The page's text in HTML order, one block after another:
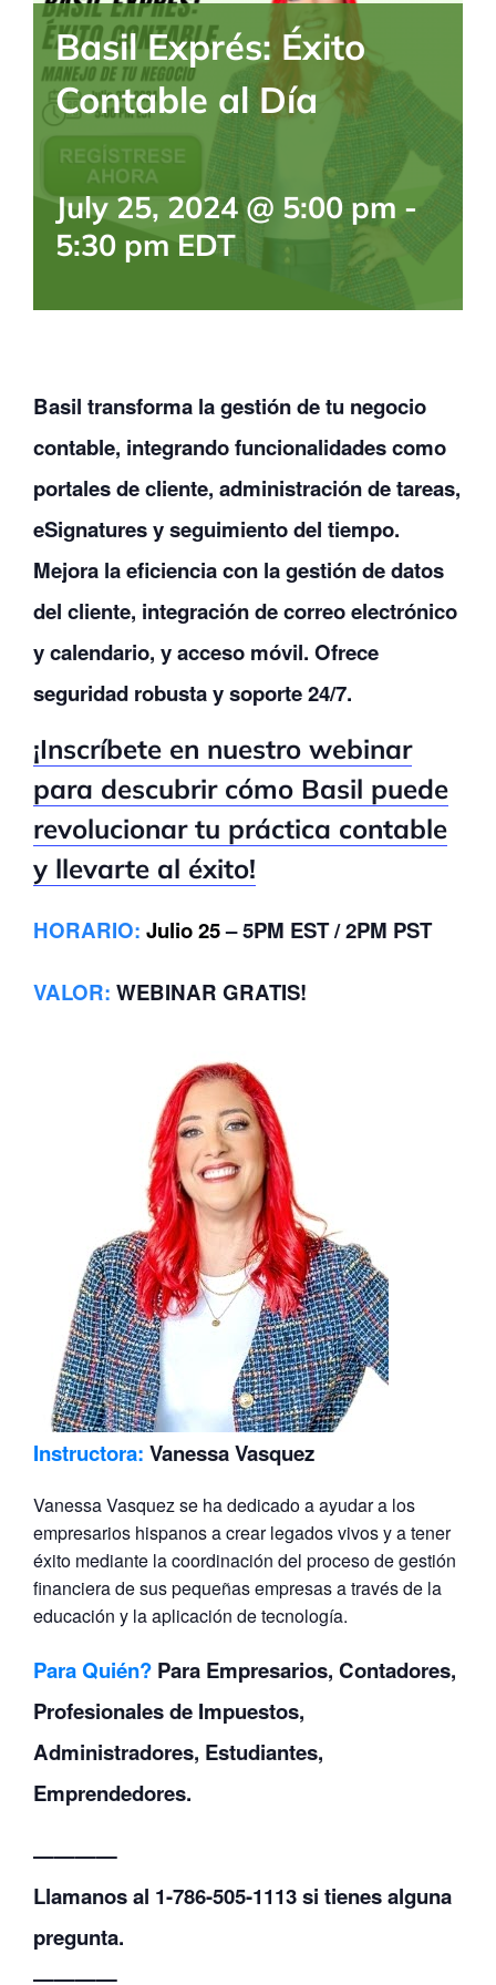
BLOG
CONTACTANOS
Basil Exprés: Éxito
Contable al Día
July 25, 2024 @ 5:00 pm -
5:30 pm EDT
Basil transforma la gestión de tu negocio
contable, integrando funcionalidades como
portales de cliente, administración de tareas,
eSignatures y seguimiento del tiempo.
Mejora la eficiencia con la gestión de datos
del cliente, integración de correo electrónico
y calendario, y acceso móvil. Ofrece
seguridad robusta y soporte 24/7.
¡Inscríbete en nuestro webinar
para descubrir cómo Basil puede
revolucionar tu práctica contable
y llevarte al éxito!
HORARIO: Julio 25– 5PM EST / 2PM PST
VALOR: WEBINAR GRATIS!
Instructora: Vanessa Vasquez
Vanessa Vasquez se ha dedicado a ayudar a los
empresarios hispanos a crear legados vivos y a tener
éxito mediante la coordinación del proceso de gestión
financiera de sus pequeñas empresas a través de la
educación y la aplicación de tecnología.
Para Quién? Para Empresarios, Contadores,
Profesionales de Impuestos,
Administradores, Estudiantes,
Emprendedores.
————
Llamanos al 1-786-505-1113 si tienes alguna
pregunta.
————